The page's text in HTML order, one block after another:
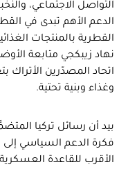
التواصل الاجتماعي،
الدعم الأهم تبدى في
القطرية بالمنتجات
نهاد زيبكجي متابعة
اتحاد المصدّرين الأتراك
وغذاء وبنية تحتية.
بيد أن رسائل تركيا
فكرة الدعم السياسي
الأقرب للقاعدة